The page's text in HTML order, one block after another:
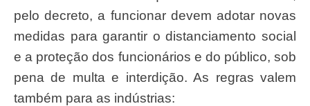
pelo decreto, a funcionar devem adotar novas
medidas para garantir o distanciamento social
e a proteção dos funcionários e do público, sob
pena de multa e interdição. As regras valem
também para as indústrias: